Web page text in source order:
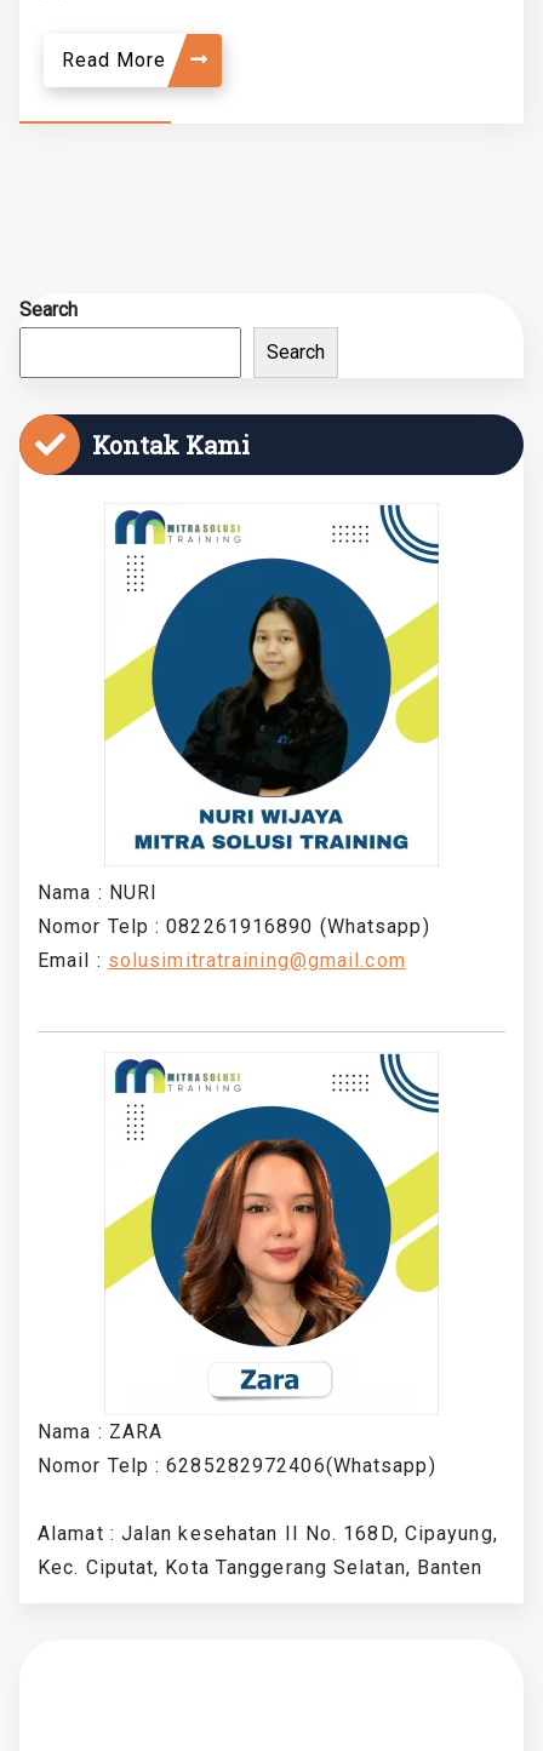
Read More
Search
Search
Kontak Kami
Nama : NURI
Nomor Telp : 082261916890 (Whatsapp)
Email : solusimitratraining@gmail.com
Nama : ZARA
Nomor Telp : 6285282972406(Whatsapp)
Alamat : Jalan kesehatan II No. 168D, Cipayung,
Kec. Ciputat, Kota Tanggerang Selatan, Banten